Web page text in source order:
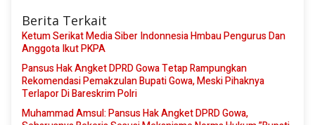
Berita Terkait
Ketum Serikat Media Siber Indonnesia Hmbau Pengurus Dan
Anggota Ikut PKPA
Pansus Hak Angket DPRD Gowa Tetap Rampungkan
Rekomendasi Pemakzulan Bupati Gowa, Meski Pihaknya
Terlapor Di Bareskrim Polri
Muhammad Amsul: Pansus Hak Angket DPRD Gowa,